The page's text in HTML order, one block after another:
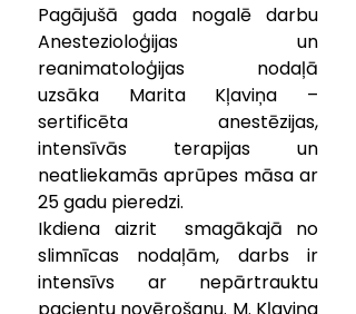
Pagājušā gada nogalē darbu
Anestezioloģijas un
reanimatoloģijas nodaļā
uzsāka Marita Kļaviņa –
sertificēta anestēzijas,
intensīvās terapijas un
neatliekamās aprūpes māsa ar
25 gadu pieredzi.
Ikdiena aizrit  smagākajā no
slimnīcas nodaļām, darbs ir
intensīvs ar nepārtrauktu
pacientu novērošanu. M. Kļaviņa